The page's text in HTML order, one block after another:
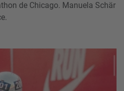
de Chicago. Manuela Schär